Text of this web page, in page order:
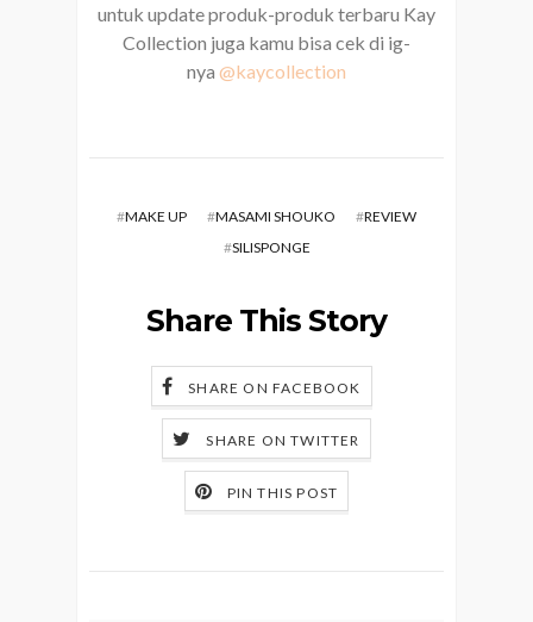
untuk update produk-produk terbaru Kay
Collection juga kamu bisa cek di ig-
nya @kaycollection
#MAKE UP #MASAMI SHOUKO #REVIEW
#SILISPONGE
Share This Story
SHARE ON FACEBOOK
SHARE ON TWITTER
PIN THIS POST